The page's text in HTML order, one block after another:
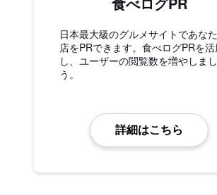
日本最大級のグルメサイトであな
店をPRできます。食べログPRを活
し、ユーザーの閲覧数を増やしま
う。
詳細はこちら